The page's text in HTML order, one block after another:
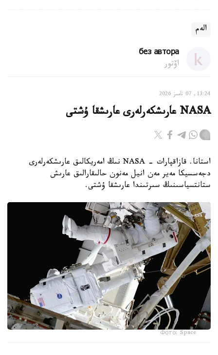
الەم
без автора
اۆتور
13:24, 07 تامىز 2026
NASA عارىشكەرلەرى عارىشقا ۇشتى
استانا. قازاقپارات - NASA نىڭ امەريكالىق عارىشكەرلەرى
دجەسسيكا مەير مەن انيل مەنون حالىقارالىق عارىش
ستانتسياسىنىڭ سىرتىندا عارىشقا ۇشتى.
Фото: Space